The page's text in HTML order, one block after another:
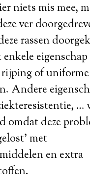
niets mis mee,
ver
rassen
eigenschap
of
Andere
…
omdat deze
met
en extra